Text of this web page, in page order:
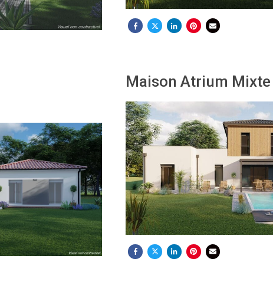
Maison Atrium Mixte